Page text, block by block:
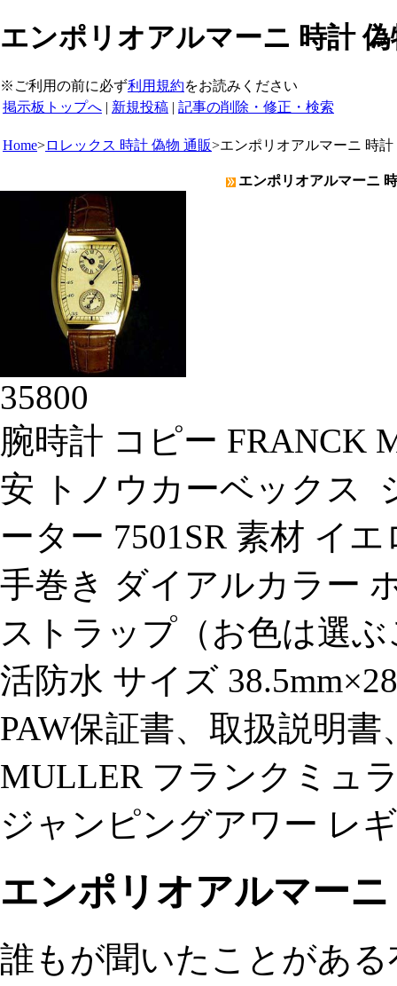
エンポリオアルマーニ 時計
※ご利用の前に必ず利用規約をお読みください
掲示板トップへ | 新規投稿 | 記事の削除・修正・検索
Home>ロレックス 時計 偽物 通販>エンポリオアルマーニ 時
エンポリオアルマーニ
35800
腕時計 コピー FRANCK
安 トノウカーベックス
ーター 7501SR 素材 イ
手巻き ダイアルカラー
ストラップ（お色は選
活防水 サイズ
PAW保証書、取扱説明
MULLER フランクミュ
ジャンピングアワー レ
エンポリオアルマー
誰もが聞いたことがあ